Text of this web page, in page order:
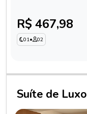
R$ 467,98
01• 02
Suíte de Luxo